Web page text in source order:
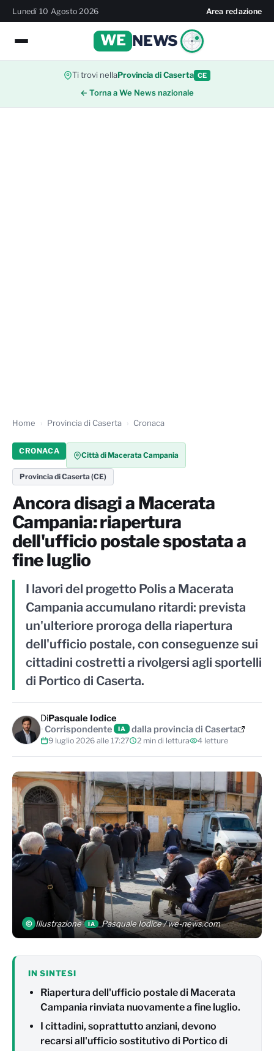
Lunedì 10 Agosto 2026 Area redazione
WE NEWS
Ti trovi nellaProvincia di Caserta CE
← Torna a We News nazionale
Home Provincia di Caserta Cronaca
CRONACA Città di Macerata Campania
Provincia di Caserta (CE)
Ancora disagi a Macerata
Campania: riapertura
dell'ufficio postale spostata a
fine luglio
I lavori del progetto Polis a Macerata
Campania accumulano ritardi: prevista
un'ulteriore proroga della riapertura
dell'ufficio postale, con conseguenze sui
cittadini costretti a rivolgersi agli sportelli
di Portico di Caserta.
DiPasquale Iodice
Corrispondente
IA dalla provincia di Caserta
9 luglio 2026 alle 17:27 2 min di lettura 4 letture
© Illustrazione IA Pasquale Iodice / we-news.com
IN SINTESI
Riapertura dell'ufficio postale di Macerata
Campania rinviata nuovamente a fine luglio.
I cittadini, soprattutto anziani, devono
recarsi all'ufficio sostitutivo di Portico di